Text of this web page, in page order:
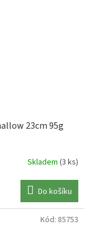
23cm 95g
Skladem (3 ks)
Do košíku
Kód: 85753